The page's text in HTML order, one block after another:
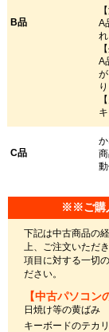
B品
A
れ
A
C品
商
※※ご購
下記は中古商品の
上、ご注文いただ
項目に対する一切
ださい。
【中古パソコン
日焼け等の黄ばみ
キーボードのテカ